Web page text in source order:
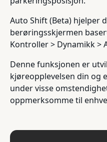
Auto Shift (Beta) hjelper
berøringsskjermen
Kontroller > Dynamikk >
Denne funksjonen er
kjøreopplevelsen din og
under visse
oppmerksomme til